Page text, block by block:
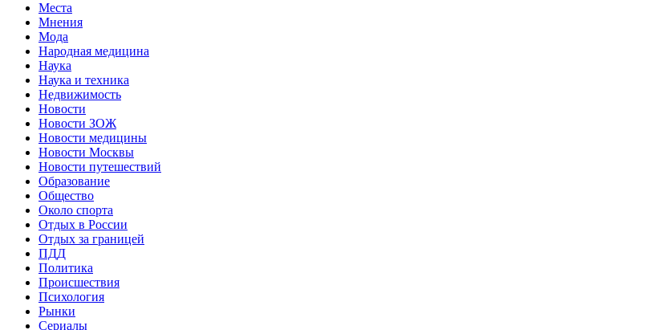
Места
Мнения
Мода
Народная медицина
Наука
Наука и техника
Недвижимость
Новости
Новости ЗОЖ
Новости медицины
Новости Москвы
Новости путешествий
Образование
Общество
Около спорта
Отдых в России
Отдых за границей
ПДД
Политика
Происшествия
Психология
Рынки
Сериалы